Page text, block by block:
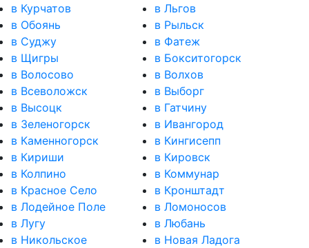
в Курчатов
в Льгов
в Обоянь
в Рыльск
в Суджу
в Фатеж
в Щигры
в Бокситогорск
в Волосово
в Волхов
в Всеволожск
в Выборг
в Высоцк
в Гатчину
в Зеленогорск
в Ивангород
в Каменногорск
в Кингисепп
в Кириши
в Кировск
в Колпино
в Коммунар
в Красное Село
в Кронштадт
в Лодейное Поле
в Ломоносов
в Лугу
в Любань
в Никольское
в Новая Ладога